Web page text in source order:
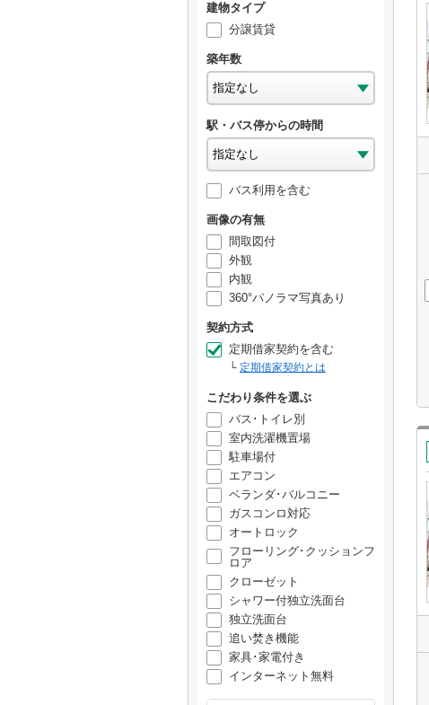
建物タイプ
分譲賃貸
築年数
駅・バス停からの時間
バス利用を含む
画像の有無
間取図付
外観
内観
360°パノラマ写真あり
契約方式
定期借家契約を含む
定期借家契約とは
こだわり条件を選ぶ
バス･トイレ別
室内洗濯機置場
駐車場付
エアコン
ベランダ･バルコニー
ガスコンロ対応
オートロック
フローリング･クッションフ
ロア
クローゼット
シャワー付独立洗面台
独立洗面台
追い焚き機能
家具･家電付き
インターネット無料